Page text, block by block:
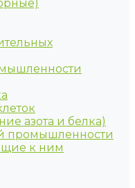
азота и белка)
промышленности
к ним